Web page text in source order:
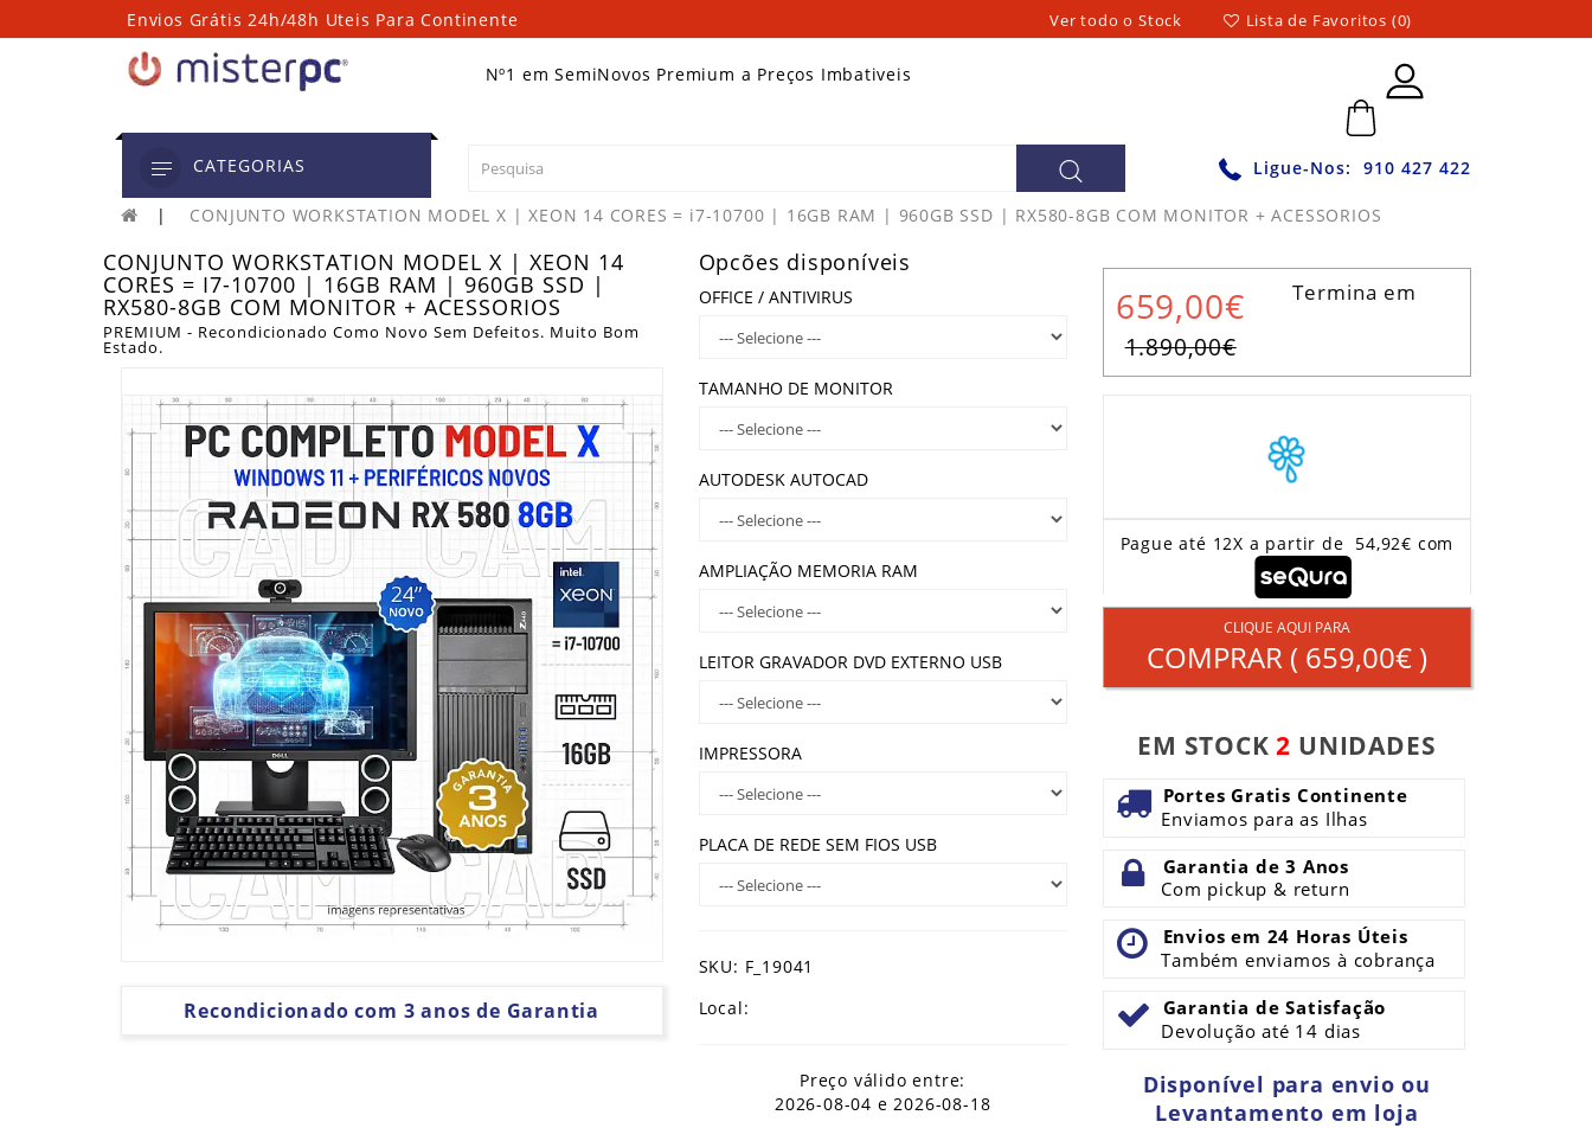
Envios Grátis 24h/48h Uteis Para Continente Ver todo o Stock Lista de Favoritos (0)
Nº1 em SemiNovos Premium a Preços Imbativeis
CATEGORIAS Ligue-Nos: 910 427 422
CONJUNTO WORKSTATION MODEL X | XEON 14 CORES = i7-10700 | 16GB RAM | 960GB SSD | RX580-8GB COM MONITOR + ACESSORIOS
CONJUNTO WORKSTATION MODEL X | XEON 14
CORES = I7-10700 | 16GB RAM | 960GB SSD |
RX580-8GB COM MONITOR + ACESSORIOS
PREMIUM - Recondicionado Como Novo Sem Defeitos. Muito Bom
Estado.
Recondicionado com 3 anos de Garantia
Opcões disponíveis
OFFICE / ANTIVIRUS
TAMANHO DE MONITOR
AUTODESK AUTOCAD
AMPLIAÇÃO MEMORIA RAM
LEITOR GRAVADOR DVD EXTERNO USB
IMPRESSORA
PLACA DE REDE SEM FIOS USB
SKU: F_19041
Local:
Preço válido entre:
2026-08-04 e 2026-08-18
659,00€
1.890,00€
Termina em
Pague até 12X a partir de 54,92€ com
CLIQUE AQUI PARA
COMPRAR ( 659,00€)
EM STOCK2 UNIDADES
Portes Gratis Continente
Enviamos para as Ilhas
Garantia de 3 Anos
Com pickup & return
Envios em 24 Horas Úteis
Também enviamos à cobrança
Garantia de Satisfação
Devolução até 14 dias
Disponível para envio ou
Levantamento em loja